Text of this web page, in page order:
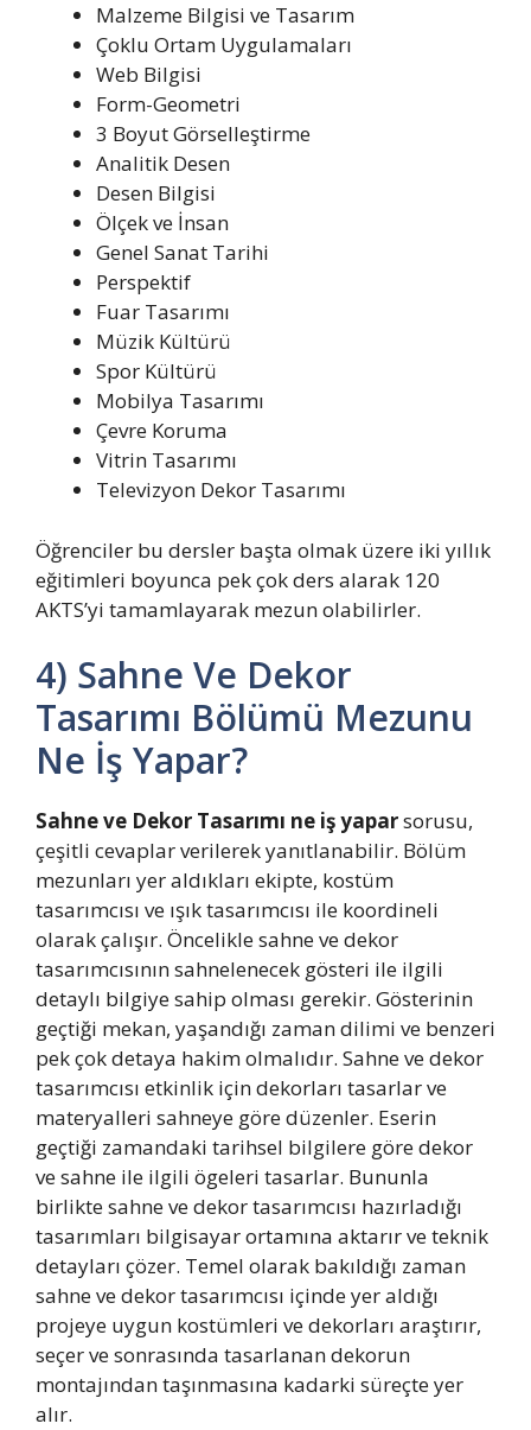
Malzeme Bilgisi ve Tasarım
Çoklu Ortam Uygulamaları
Web Bilgisi
Form-Geometri
3 Boyut Görselleştirme
Analitik Desen
Desen Bilgisi
Ölçek ve İnsan
Genel Sanat Tarihi
Perspektif
Fuar Tasarımı
Müzik Kültürü
Spor Kültürü
Mobilya Tasarımı
Çevre Koruma
Vitrin Tasarımı
Televizyon Dekor Tasarımı
Öğrenciler bu dersler başta olmak üzere iki yıllık
eğitimleri boyunca pek çok ders alarak 120
AKTS’yi tamamlayarak mezun olabilirler.
4) Sahne Ve Dekor
Tasarımı Bölümü Mezunu
Ne İş Yapar?
Sahne ve Dekor Tasarımı ne iş yaparsorusu,
çeşitli cevaplar verilerek yanıtlanabilir. Bölüm
mezunları yer aldıkları ekipte, kostüm
tasarımcısı ve ışık tasarımcısı ile koordineli
olarak çalışır. Öncelikle sahne ve dekor
tasarımcısının sahnelenecek gösteri ile ilgili
detaylı bilgiye sahip olması gerekir. Gösterinin
geçtiği mekan, yaşandığı zaman dilimi ve benzeri
pek çok detaya hakim olmalıdır. Sahne ve dekor
tasarımcısı etkinlik için dekorları tasarlar ve
materyalleri sahneye göre düzenler. Eserin
geçtiği zamandaki tarihsel bilgilere göre dekor
ve sahne ile ilgili ögeleri tasarlar. Bununla
birlikte sahne ve dekor tasarımcısı hazırladığı
tasarımları bilgisayar ortamına aktarır ve teknik
detayları çözer. Temel olarak bakıldığı zaman
sahne ve dekor tasarımcısı içinde yer aldığı
projeye uygun kostümleri ve dekorları araştırır,
seçer ve sonrasında tasarlanan dekorun
montajından taşınmasına kadarki süreçte yer
alır.